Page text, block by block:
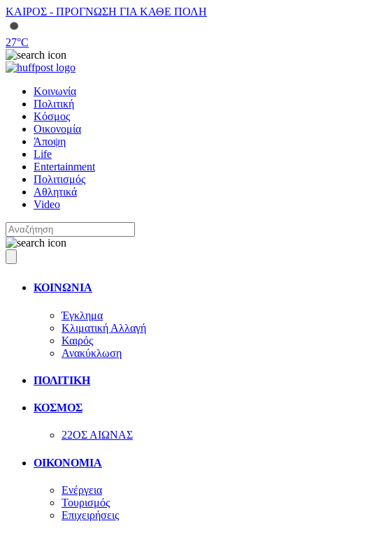
ΚΑΙΡΟΣ - ΠΡΟΓΝΩΣΗ ΓΙΑ ΚΑΘΕ ΠΟΛΗ
27°C
Κοινωνία
Πολιτική
Κόσμος
Οικονομία
Άποψη
Life
Entertainment
Πολιτισμός
Αθλητικά
Video
ΚΟΙΝΩΝΙΑ
Έγκλημα
Κλιματική Αλλαγή
Καιρός
Ανακύκλωση
ΠΟΛΙΤΙΚΗ
ΚΟΣΜΟΣ
22ΟΣ ΑΙΩΝΑΣ
ΟΙΚΟΝΟΜΙΑ
Ενέργεια
Τουρισμός
Επιχειρήσεις